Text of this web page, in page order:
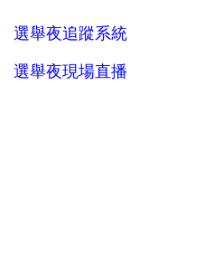
選舉夜追蹤系統
選舉夜現場直播